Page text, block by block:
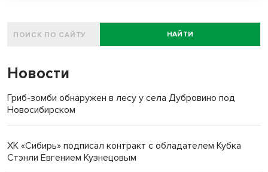
НАЙТИ
Новости
Гриб-зомби обнаружен в лесу у села Дубровино под
Новосибирском
ХК «Сибирь» подписал контракт с обладателем Кубка
Стэнли Евгением Кузнецовым